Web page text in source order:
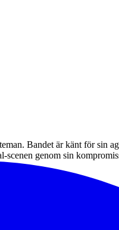
Bandet är känt för sin
genom sin